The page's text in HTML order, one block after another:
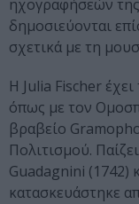
ηχογραφήσεών
δημοσιεύονται
σχετικά με τη
Η Julia Fischer έχει
όπως με τον
βραβείο
Πολιτισμού.
Guadagnini (1742)
κατασκευάστηκε